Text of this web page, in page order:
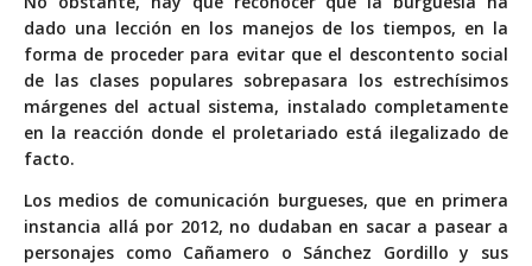
dado una lección en los manejos de los tiempos, en la
forma de proceder para evitar que el descontento social
de las clases populares sobrepasara los estrechísimos
márgenes del actual sistema, instalado completamente
en la reacción donde el proletariado está ilegalizado de
facto.
Los medios de comunicación burgueses, que en primera
instancia allá por 2012, no dudaban en sacar a pasear a
personajes como Cañamero o Sánchez Gordillo y sus